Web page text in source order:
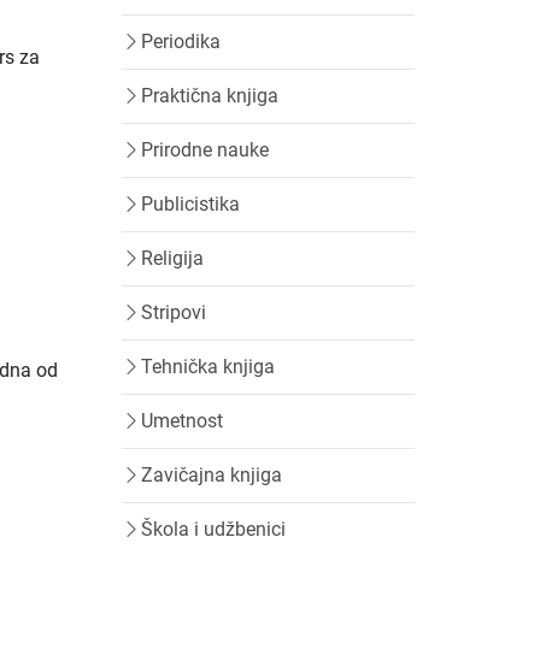
za
od
Periodika
Praktična knjiga
Prirodne nauke
Publicistika
Religija
Stripovi
Tehnička knjiga
Umetnost
Zavičajna knjiga
Škola i udžbenici